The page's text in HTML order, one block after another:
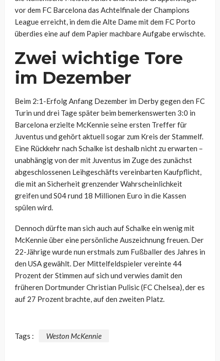
vor dem FC Barcelona das Achtelfinale der Champions
League erreicht, in dem die Alte Dame mit dem FC Porto
überdies eine auf dem Papier machbare Aufgabe erwischte.
Zwei wichtige Tore
im Dezember
Beim 2:1-Erfolg Anfang Dezember im Derby gegen den FC
Turin und drei Tage später beim bemerkenswerten 3:0 in
Barcelona erzielte McKennie seine ersten Treffer für
Juventus und gehört aktuell sogar zum Kreis der Stammelf.
Eine Rückkehr nach Schalke ist deshalb nicht zu erwarten –
unabhängig von der mit Juventus im Zuge des zunächst
abgeschlossenen Leihgeschäfts vereinbarten Kaufpflicht,
die mit an Sicherheit grenzender Wahrscheinlichkeit
greifen und S04 rund 18 Millionen Euro in die Kassen
spülen wird.
Dennoch dürfte man sich auch auf Schalke ein wenig mit
McKennie über eine persönliche Auszeichnung freuen. Der
22-Jährige wurde nun erstmals zum Fußballer des Jahres in
den USA gewählt. Der Mittelfeldspieler vereinte 44
Prozent der Stimmen auf sich und verwies damit den
früheren Dortmunder Christian Pulisic (FC Chelsea), der es
auf 27 Prozent brachte, auf den zweiten Platz.
Tags : Weston McKennie